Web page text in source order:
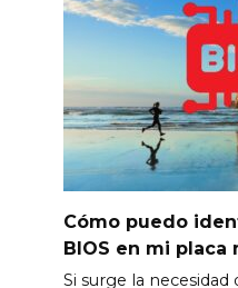
Cómo puedo
BIOS en mi placa
Si surge la necesidad